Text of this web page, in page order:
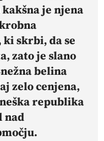
je njena
skrbi, da se
zato je slano
belina
zelo cenjena,
republika
nad